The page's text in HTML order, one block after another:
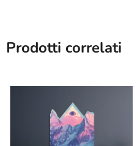
Prodotti correlati